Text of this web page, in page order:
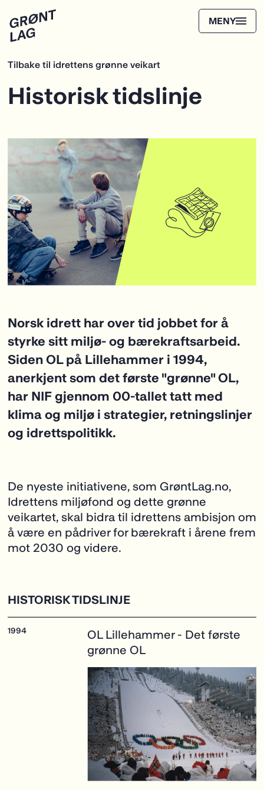
Tilbake til idrettens grønne veikart
Norsk idrett har over tid jobbet for å
styrke sitt miljø- og bærekraftsarbeid.
Siden OL på Lillehammer i 1994,
anerkjent som det første "grønne" OL,
har NIF gjennom 00-tallet tatt med
klima og miljø i strategier, retningslinjer
og idrettspolitikk.
De nyeste initiativene, som GrøntLag.no,
Idrettens miljøfond og dette grønne
veikartet, skal bidra til idrettens ambisjon om
å være en pådriver for bærekraft i årene frem
mot 2030 og videre.
HISTORISK TIDSLINJE
OL Lillehammer- Det første
grønne OL